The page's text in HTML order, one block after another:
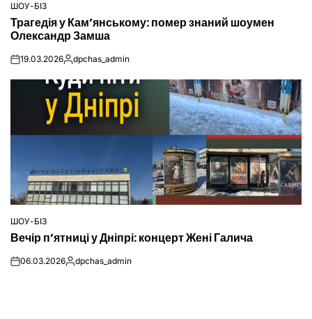
ОПУБЛІКУВАТИ
ШОУ-БІЗ
Трагедія у Кам’янському: помер знаний шоумен
Олександр Замша
on19.03.2026Опубліковано
dpchas_admin
ОПУБЛІКУВАТИ
У
ШОУ-БІЗ
Вечір п’ятниці у Дніпрі: концерт Жені Галича
on06.03.2026Опубліковано
dpchas_admin